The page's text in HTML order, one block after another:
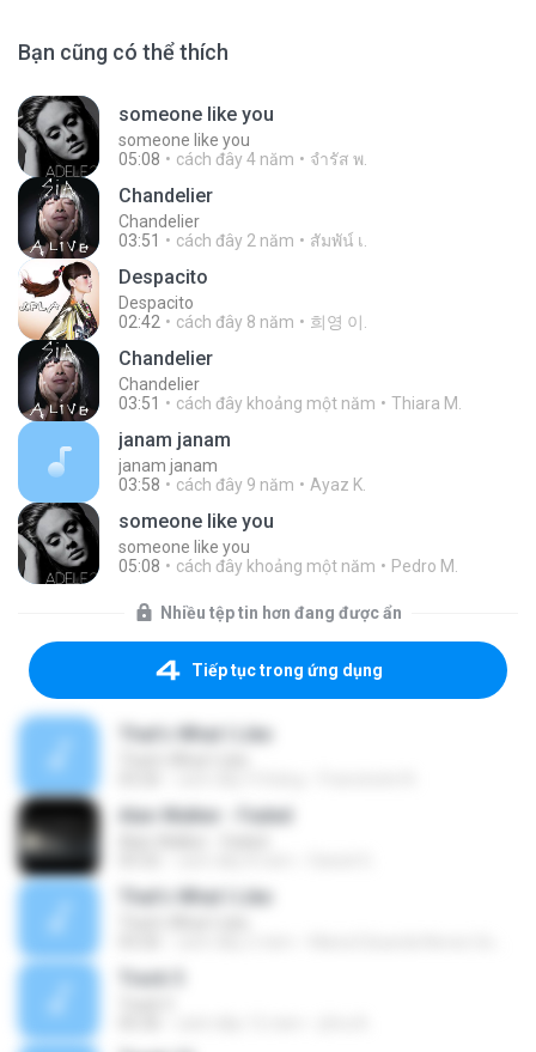
Bạn cũng có thể thích
someone like you
someone like you
05:08
cách đây 4 năm จํารัส พ.
Chandelier
Chandelier
03:51
cách đây 2 năm สัมพัน์ เ.
Despacito
Despacito
02:42
cách đây 8 năm 희영 이.
Chandelier
Chandelier
03:51
cách đây khoảng một năm Thiara M.
janam janam
janam janam
03:58
cách đây 9 năm Ayaz K.
someone like you
someone like you
05:08
cách đây khoảng một năm Pedro M.
Nhiều tệp tin hơn đang được ẩn
Tiếp tục trong ứng dụng
That's What I Like
Alan Walker - Faded
That's What I Like
Track 5